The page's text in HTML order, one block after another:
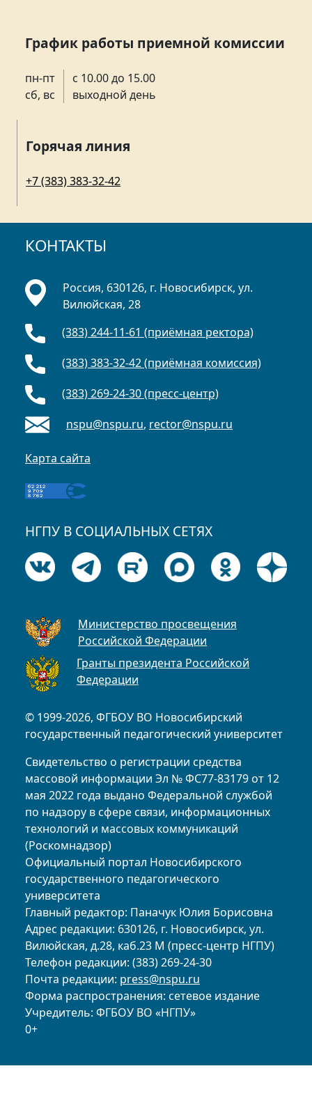
График работы приемной комиссии
пн-пт
сб, вс
с 10.00 до 15.00
выходной день
Горячая линия
+7 (383) 383-32-42
КОНТАКТЫ
© 1999-2026, ФГБОУ ВО Новосибирский
государственный педагогический университет
Свидетельство о регистрации средства
массовой информации Эл № ФС77-83179 от 12
мая 2022 года выдано Федеральной службой
по надзору в сфере связи, информационных
технологий и массовых коммуникаций
(Роскомнадзор)
Официальный портал Новосибирского
государственного педагогического
университета
Главный редактор: Паначук Юлия Борисовна
Адрес редакции: 630126, г. Новосибирск, ул.
Вилюйская, д.28, каб.23 М (пресс-центр НГПУ)
Телефон редакции: (383) 269-24-30
Почта редакции: press@nspu.ru
Форма распространения: сетевое издание
Учредитель: ФГБОУ ВО «НГПУ»
0+
Россия, 630126, г. Новосибирск, ул.
Вилюйская, 28
(383) 244-11-61 (приёмная ректора)
(383) 383-32-42 (приёмная комиссия)
(383) 269-24-30 (пресс-центр)
nspu@nspu.ru, rector@nspu.ru
Карта сайта
НГПУ В СОЦИАЛЬНЫХ СЕТЯХ
Министерство просвещения
Российской Федерации
Гранты президента Российской
Федерации